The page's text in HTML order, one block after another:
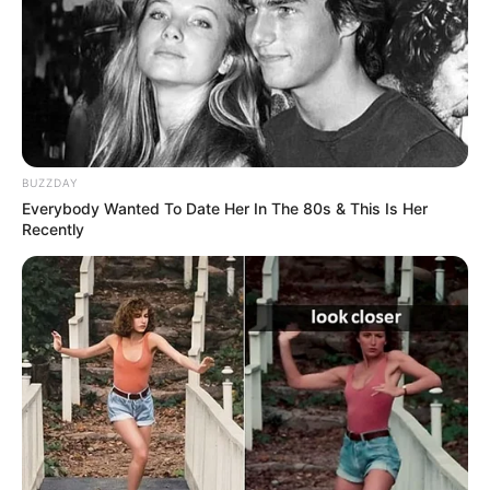
apoiando sua mistura.
BUZZDAY
Everybody Wanted To Date Her In The 80s & This Is Her
Recently